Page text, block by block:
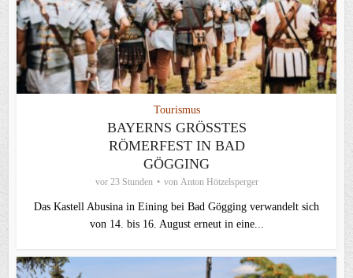
Tourismus
BAYERNS GRÖSSTES R
ÖMERFEST IN BAD G
ÖGGING
vor 23 Stunden von Anton Hötzelsperger
Das Kastell Abusina in Eining bei Bad Gögging verwandelt sich
von 14. bis 16. August erneut in eine...